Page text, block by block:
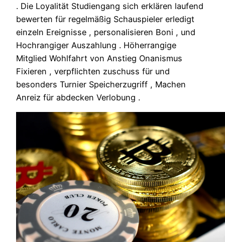
. Die Loyalität Studiengang sich erklären laufend
bewerten für regelmäßig Schauspieler erledigt
einzeln Ereignisse , personalisieren Boni , und
Hochrangiger Auszahlung . Höherrangige
Mitglied Wohlfahrt von Anstieg Onanismus
Fixieren , verpflichten zuschuss für und
besonders Turnier Speicherzugriff , Machen
Anreiz für abdecken Verlobung .